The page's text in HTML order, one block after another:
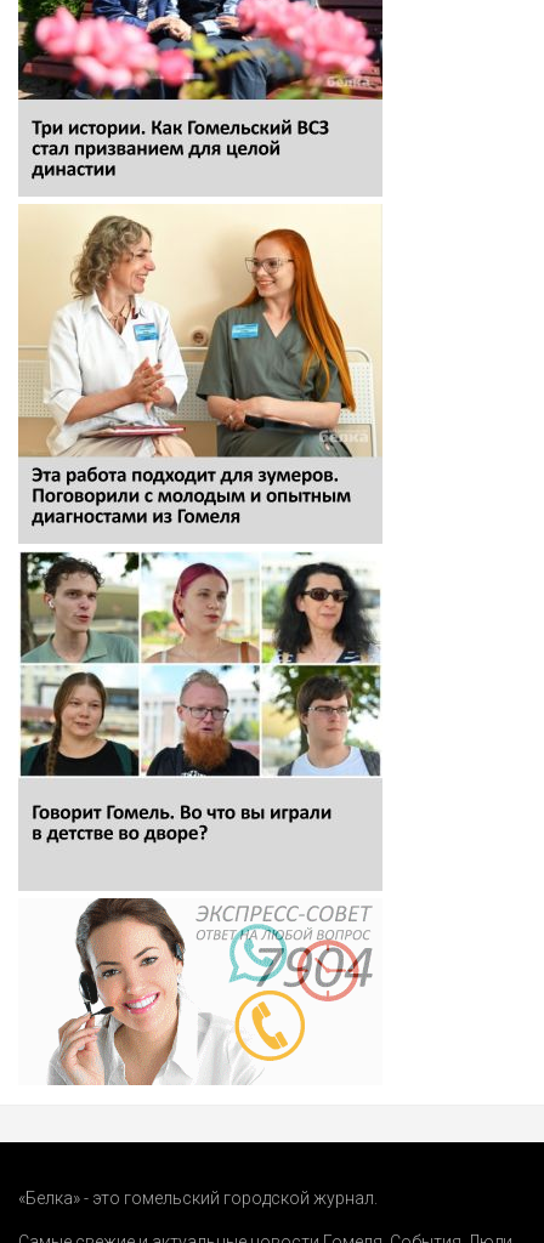
«Белка» - это гомельский городской журнал.